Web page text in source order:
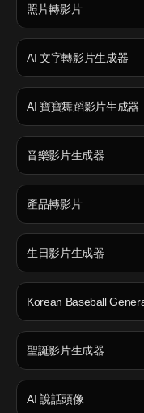
照片轉影片
AI 文字轉影片生成器
AI 寶寶舞蹈影片生成器
音樂影片生成器
產品轉影片
生日影片生成器
Korean Baseball
聖誕影片生成器
AI 說話頭像